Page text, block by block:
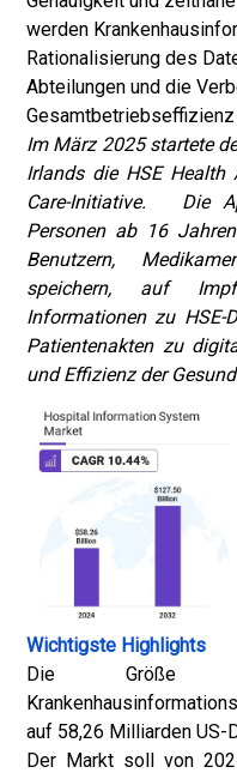
werden
Rationalisierung des
Abteilungen und die
Im März 2025 startete
Irlands die HSE
Care-Initiative. Die
Personen ab 16
Benutzern,
speichern, auf
Informationen zu HSE-
Patientenakten zu
und Effizienz der
Wichtigste Highlights
Die Größe
auf 58,26 Milliarden US-
Der Markt soll von